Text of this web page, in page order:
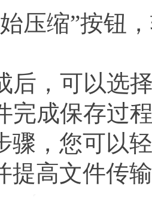
压缩”按钮
后，可以选
完成保存过
骤，您可以
提高文件传